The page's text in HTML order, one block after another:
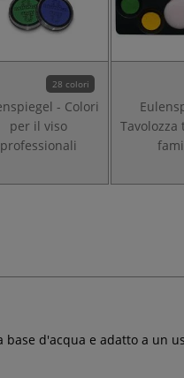
28 colori
- Colori
per il viso
professionali
d'acqua e adatto a un